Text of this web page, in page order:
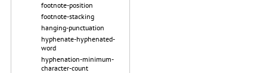
footnote-position
footnote-stacking
hanging-punctuation
hyphenate-hyphenated-
word
hyphenation-minimum-
character-count